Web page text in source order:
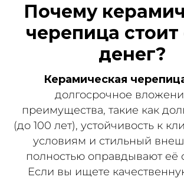
Почему
черепица стоит
денег?
Керамическая
долгосрочное
преимущества, такие как
(до 100 лет), устойчивость к
условиям и стильный
полностью оправдывают её
Если вы ищете